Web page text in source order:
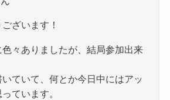
ざいます！
々ありましたが、結局参加出来
ていて、何とか今日中にはアッ
ています。